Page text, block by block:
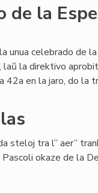
de la
unua celebrado de
la direktivo
42a en la jaro, do la
steloj tra l” aer”
okaze de la